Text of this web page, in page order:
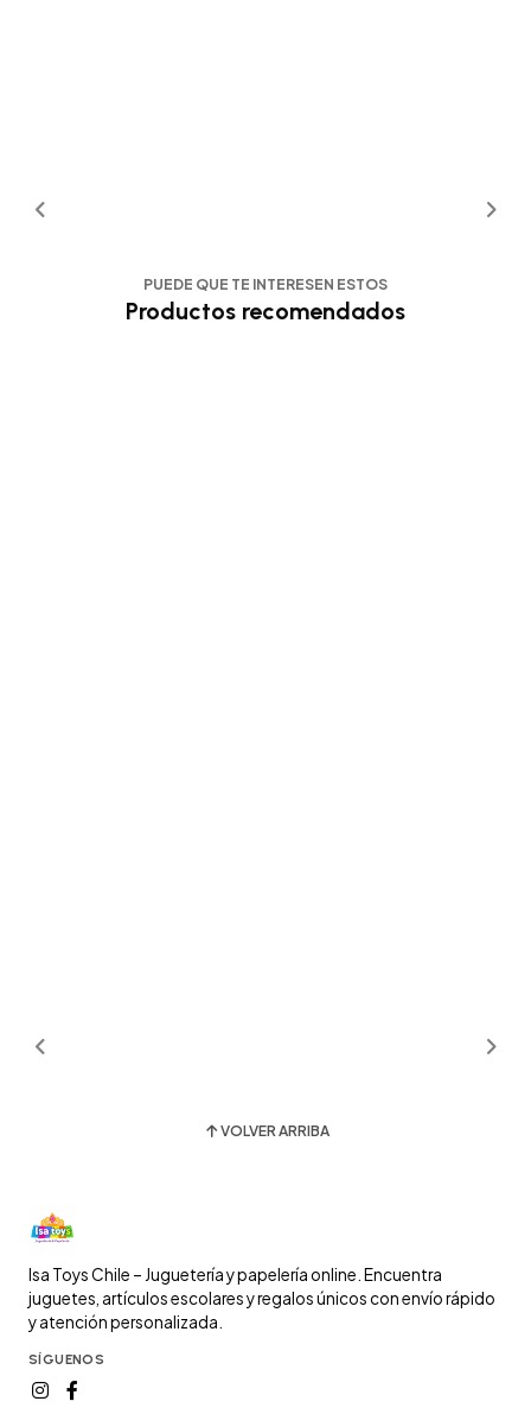
PUEDE QUE TE INTERESEN ESTOS
Productos recomendados
VOLVER ARRIBA
Isa Toys Chile – Juguetería y papelería online. Encuentra
juguetes, artículos escolares y regalos únicos con envío rápido
y atención personalizada.
SÍGUENOS